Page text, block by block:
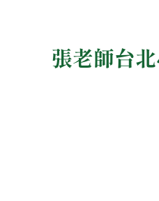
張老師台